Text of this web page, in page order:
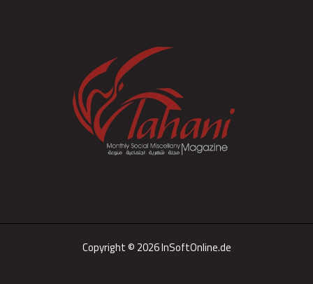
Copyright © 2026 InSoftOnline.de